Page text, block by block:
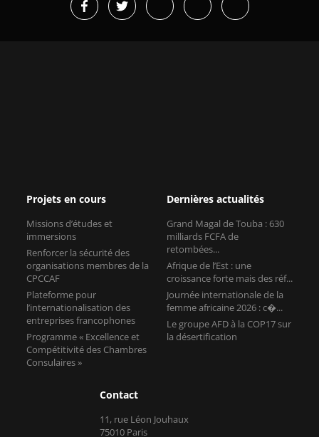
Projets en cours
Missions d’études et
immersions
Renforcer la sécurité des
organisations membres de la
CPCCAF
Plateforme pour
l’internationalisation des
entreprises francophones
Programme « Excellence et
Compétitivité des Chambres
Consulaires »
Dernières actualités
Grand Magal de Touba : 630
milliards FCFA de
retombées...
Afrique de l’Est : une
croissance forte mais des réf...
Journée internationale de la
femme africaine 2026 : c�...
Le groupe AFD à la COP17 sur
la désertification
Contact
11, rue Léon Jouhaux
75010 Paris